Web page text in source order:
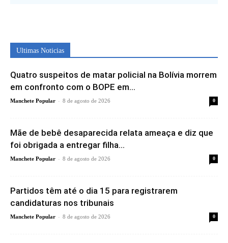
Ultimas Noticias
Quatro suspeitos de matar policial na Bolívia morrem
em confronto com o BOPE em...
Manchete Popular - 8 de agosto de 2026 0
Mãe de bebê desaparecida relata ameaça e diz que
foi obrigada a entregar filha...
Manchete Popular - 8 de agosto de 2026 0
Partidos têm até o dia 15 para registrarem
candidaturas nos tribunais
Manchete Popular - 8 de agosto de 2026 0